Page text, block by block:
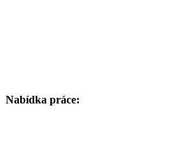
Nabídka práce: